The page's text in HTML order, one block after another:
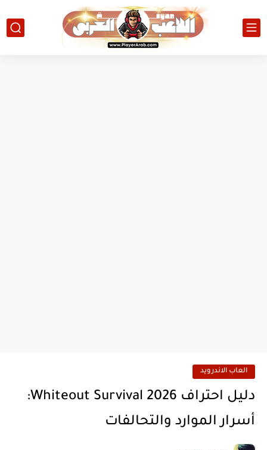
العاب الاندرويد
دليل احتراف Whiteout Survival 2026:
أسرار الموارد والتحالفات